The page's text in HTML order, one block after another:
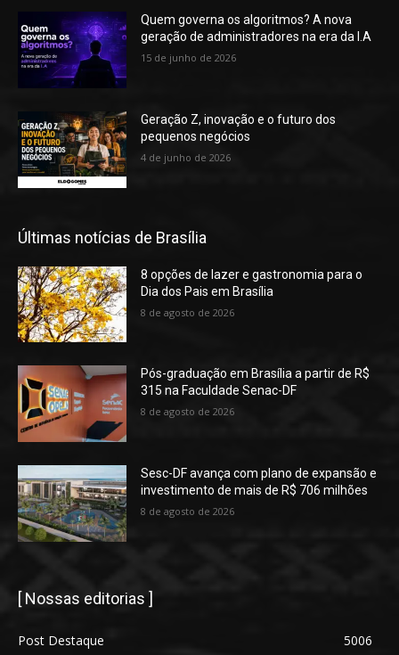
Quem governa os algoritmos? A nova
geração de administradores na era da I.A
15 de junho de 2026
Geração Z, inovação e o futuro dos
pequenos negócios
4 de junho de 2026
Últimas notícias de Brasília
8 opções de lazer e gastronomia para o
Dia dos Pais em Brasília
8 de agosto de 2026
Pós-graduação em Brasília a partir de R$
315 na Faculdade Senac-DF
8 de agosto de 2026
Sesc-DF avança com plano de expansão e
investimento de mais de R$ 706 milhões
8 de agosto de 2026
[ Nossas editorias ]
Post Destaque
5006